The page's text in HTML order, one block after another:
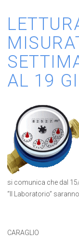
AL 19
si comunica che dal
“Il Laboratorio”
CARAGLIO